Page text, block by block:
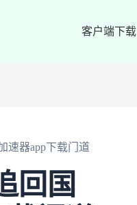
客户端下载
速器app下载门道
回国